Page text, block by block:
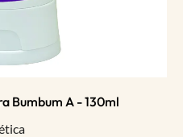
Bumbum A - 130ml